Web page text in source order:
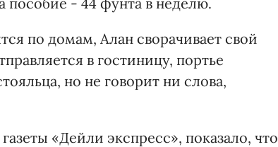
по домам, Алан сворачивает свой
в гостиницу, портье
но не говорит ни слова,
«Дейли экспресс», показало, что